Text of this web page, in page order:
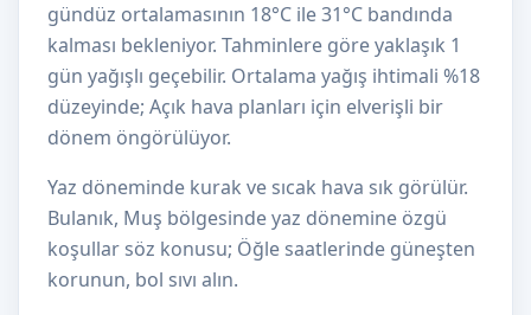
gündüz ortalamasının 18°C ile 31°C bandında
kalması bekleniyor. Tahminlere göre yaklaşık 1
gün yağışlı geçebilir. Ortalama yağış ihtimali %18
düzeyinde; Açık hava planları için elverişli bir
dönem öngörülüyor.
Yaz döneminde kurak ve sıcak hava sık görülür.
Bulanık, Muş bölgesinde yaz dönemine özgü
koşullar söz konusu; Öğle saatlerinde güneşten
korunun, bol sıvı alın.